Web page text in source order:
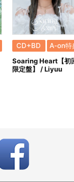
CD+BD
A-on特
Soaring Heart【初
限定盤】 / Liyuu